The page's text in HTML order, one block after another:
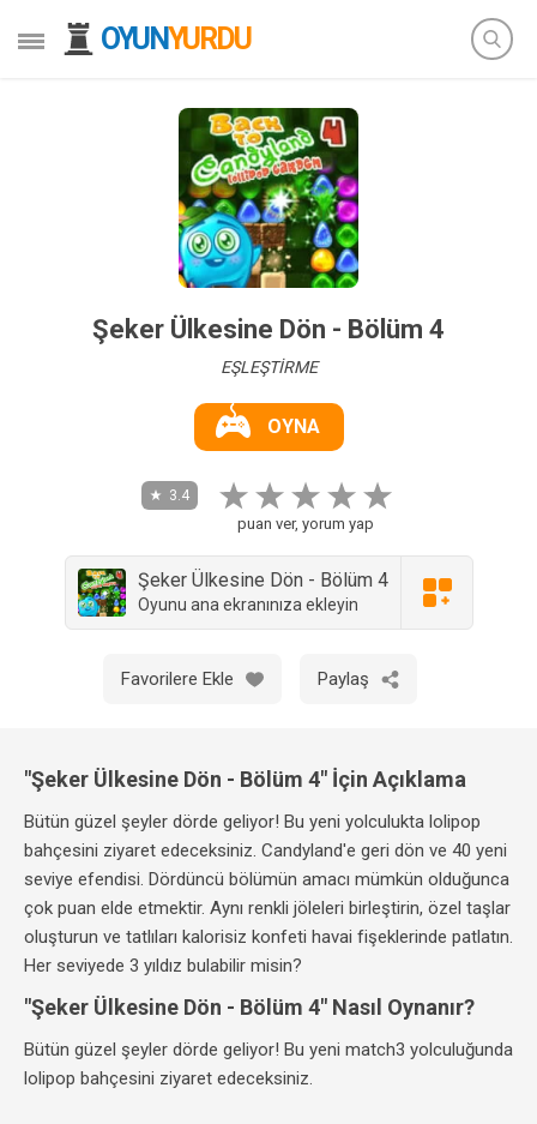
OYUNYURDU
Şeker Ülkesine Dön - Bölüm 4
EŞLEŞTİRME
OYNA
3.4
puan ver, yorum yap
Şeker Ülkesine Dön - Bölüm 4
Oyunu ana ekranınıza ekleyin
Favorilere Ekle Paylaş
"Şeker Ülkesine Dön - Bölüm 4" İçin Açıklama
Bütün güzel şeyler dörde geliyor! Bu yeni yolculukta lolipop
bahçesini ziyaret edeceksiniz. Candyland'e geri dön ve 40 yeni
seviye efendisi. Dördüncü bölümün amacı mümkün olduğunca
çok puan elde etmektir. Aynı renkli jöleleri birleştirin, özel taşlar
oluşturun ve tatlıları kalorisiz konfeti havai fişeklerinde patlatın.
Her seviyede 3 yıldız bulabilir misin?
"Şeker Ülkesine Dön - Bölüm 4" Nasıl Oynanır?
Bütün güzel şeyler dörde geliyor! Bu yeni match3 yolculuğunda
lolipop bahçesini ziyaret edeceksiniz.